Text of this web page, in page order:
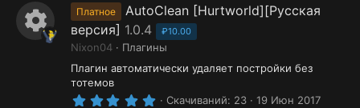
з
в
ё
з
Платное
AutoClean [Hurtworld][Русская
версия] 1.0.4 ₽10.00
Nixon04
Плагины
Плагин автоматически удаляет постройки без
тотемов
5 Скачиваний 23 19 Июн 2017